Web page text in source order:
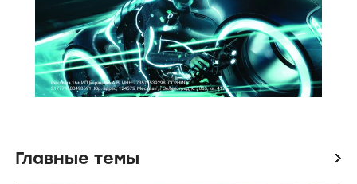
Главные темы icon